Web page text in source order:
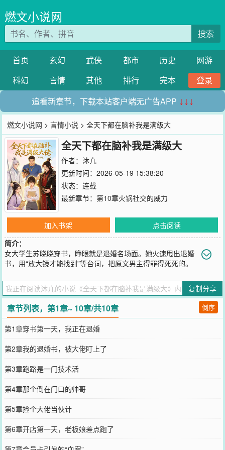
燃文小说网
搜索
首页 玄幻 武侠 都市 历史
网游
科幻
言情 其他 排行 完本
登录
追看新章节，下载本站客户端无广告APP ↓↓↓
燃文小说网 >言情小说 > 全天下都在脑补我是满级大
全天下都在脑补我是满级大
作者： 沐凣
更新时间：2026-05-19 15:38:20
状态：连载
最新章节： 第10章火锅社交的威力
加入书架
点击阅读
简介：
女大学生苏晓晓穿书，睁眼就是退婚名场面。她火速甩出退婚
书，用“放大镜才能找到”等台词，把原文男主得罪得死死的。
鱼攒钱养老，但大佬们不允许。剑尊送来功法，魔尊送来法宝，会长
送来黑卡……她开的“员工关怀”“会员积分”体系，被外界解读为精密的
情报网和筛选机制。她越解释“真不是那样”，众人就越觉得她“高深莫
测”，导致各方势力齐聚她的杂货铺，打探这位“隐世高人”。她忙着用
“火锅社交”调和矛盾，用“狼人杀”分解恩怨时，误服了护法自带的“真
话水”直接在众人面前暴露了真实想法，震惊全场。她身份暴露引来质
疑和追杀。千钧一发之际，店员沈渡显露修为，护在她身前。他当众
揭晓自己上古魔神的身份，并宣告：“她不是什么狗屁天道，她是我祖
宗。谁有意见？”事后，他凑到她耳边轻笑：“老板，员工保护费，麻
烦结一下，我只要你。”
您要是觉得《全天下都在脑补我是满级大
您QQ群和微博微信里的朋友推荐哦！
复制分享
章节列表，第1章~ 10章/共10章 倒序
第1章穿书第一天，我正在退婚
第2章我的退婚书，被大佬盯上了
第3章跑路是一门技术活
第4章那个倒在门口的帅哥
第5章捡个大佬当伙计
第6章开店第一天，老板娘差点跑了